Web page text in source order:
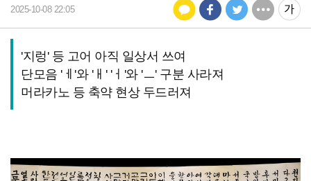
2025-10-08 22:05
'지렁' 등 고어 아직 일상서 쓰여
단모음 'ㅔ'와 'ㅐ' 'ㅓ'와 'ㅡ' 구분 사라져
머라카노 등 축약 현상 두드러져